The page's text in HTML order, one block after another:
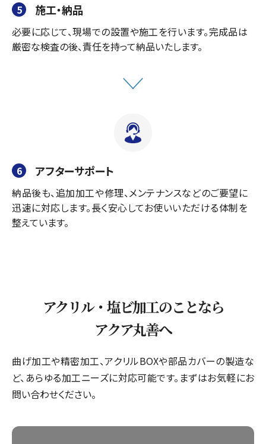
5 施工・納品
必要に応じて、現場での設置や施工を行います。完成品は
厳密な検査の後、責任を持って納品いたします。
6 アフターサポート
納品後も、追加加工や修理、メンテナンスなどのご要望に
迅速に対応します。長く安心してお使いいただける体制を
整えています。
アクリル・塩ビ加工のことなら
アクア丸善へ
曲げ加工や精密加工、アクリルBOXや部品カバーの製造な
ど、あらゆる加工ニーズに対応可能です。まずはお気軽にお
問い合わせください。